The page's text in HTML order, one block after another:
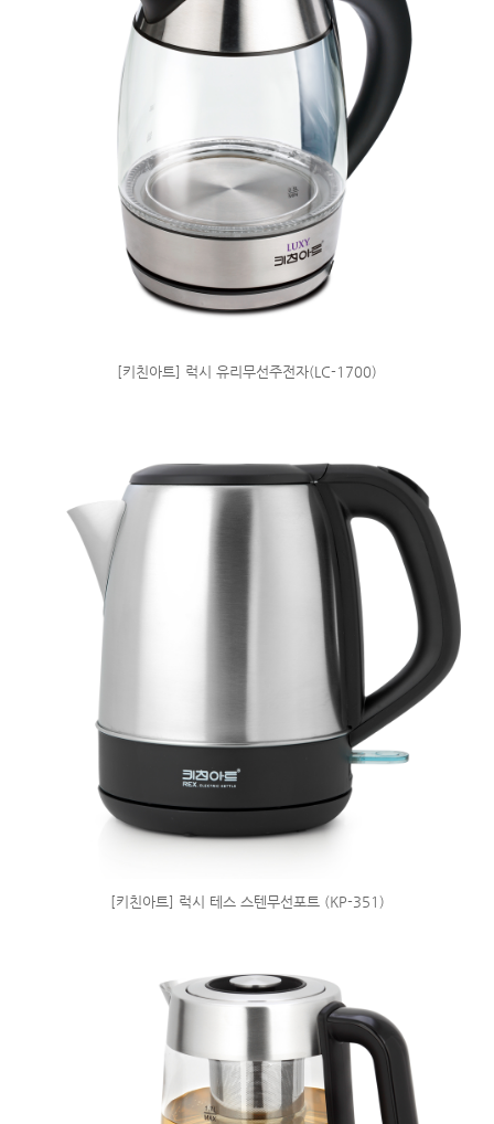
[키친아트] 럭시 유리무선주전자(LC-1700)
[키친아트] 럭시 테스 스텐무선포트 (KP-351)